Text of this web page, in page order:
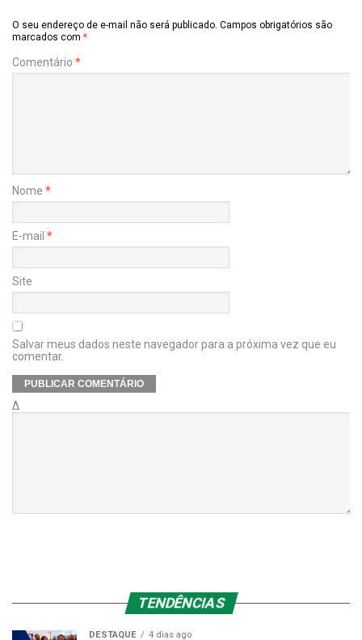
O seu endereço de e-mail não será publicado. Campos obrigatórios são
marcados com *
Comentário *
Nome *
E-mail *
Site
Salvar meus dados neste navegador para a próxima vez que eu
comentar.
Δ
TENDÊNCIAS
DESTAQUE 4 dias ago